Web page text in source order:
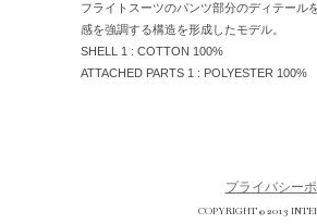
フライトスーツのパンツ部分のディテール
感を強調する構造を形成したモデル。
SHELL 1 : COTTON 100%
ATTACHED PARTS 1 : POLYESTER 100%
プライバシー
COPYRIGHT © 2013